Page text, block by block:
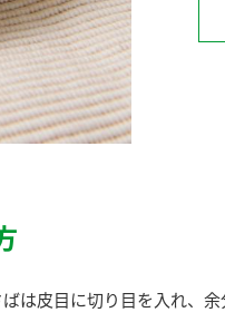
ばは皮目に切り目を入れ、